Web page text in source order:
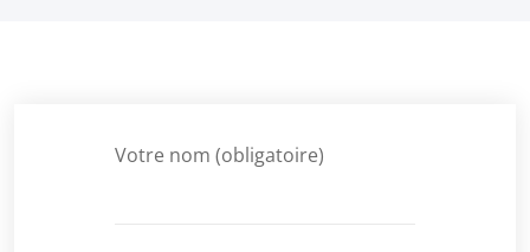
Votre nom (obligatoire)